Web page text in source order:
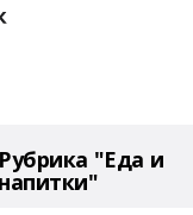
Рубрика "Еда и
напитки"